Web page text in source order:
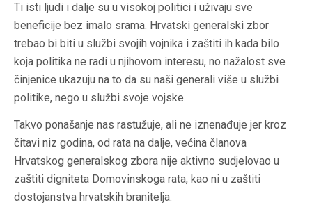
Ti isti ljudi i dalje su u visokoj politici i uživaju sve
beneficije bez imalo srama. Hrvatski generalski zbor
trebao bi biti u službi svojih vojnika i zaštiti ih kada bilo
koja politika ne radi u njihovom interesu, no nažalost sve
činjenice ukazuju na to da su naši generali više u službi
politike, nego u službi svoje vojske.
Takvo ponašanje nas rastužuje, ali ne iznenađuje jer kroz
čitavi niz godina, od rata na dalje, većina članova
Hrvatskog generalskog zbora nije aktivno sudjelovao u
zaštiti digniteta Domovinskoga rata, kao ni u zaštiti
dostojanstva hrvatskih branitelja.